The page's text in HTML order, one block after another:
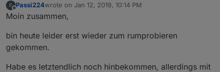
Offline
Passi224wrote on Jan 12, 2019, 10:14 PM
last edited by
Moin zusammen,
bin heute leider erst wieder zum rumprobieren
gekommen.
Habe es letztendlich noch hinbekommen, allerdings mit